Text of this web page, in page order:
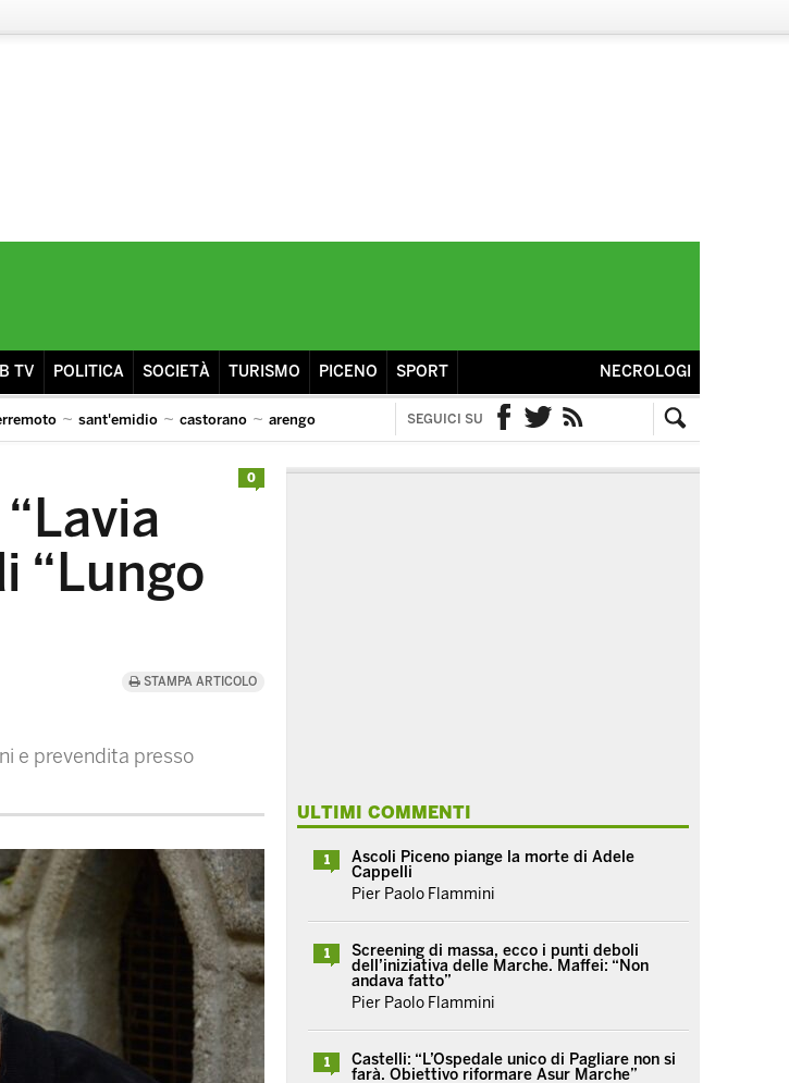
TV POLITICA SOCIETÀ TURISMO PICENO SPORT NECROLOGI
sant'emidio castorano arengo SEGUICI SU
“Lungo
STAMPA ARTICOLO
e prevendita presso
0
ULTIMI COMMENTI
1
Ascoli Piceno piange la morte di Adele
Cappelli
Pier Paolo Flammini
1
Screening di massa, ecco i punti deboli
dell’iniziativa delle Marche. Maffei: “Non
andava fatto”
Pier Paolo Flammini
1
Castelli: “L’Ospedale unico di Pagliare non si
farà. Obiettivo riformare Asur Marche”